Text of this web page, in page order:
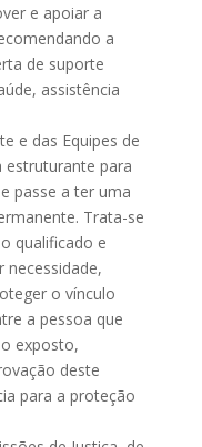
e apoiar a
a
de suporte
assistência
e das Equipes de
estruturante para
passe a ter uma
Trata-se
qualificado e
o vínculo
a pessoa que
exposto,
deste
para a proteção